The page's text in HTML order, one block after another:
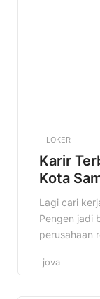
LOKER
Karir
Kota
Terbaru
Lagi cari
Pengen jadi
perusahaan
Timur ini
jova